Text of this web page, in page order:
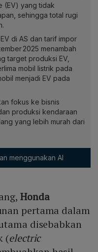
(EV) yang tidak
sehingga total rugi
di AS dan tarif impor
2025 menambah
target produksi EV,
mobil listrik pada
menjadi EV pada
fokus ke bisnis
produksi kendaraan
yang lebih murah dari
menggunakan AI
Honda
pertama dalam
disebabkan
(electric